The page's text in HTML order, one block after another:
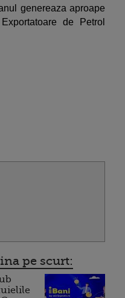
genereaza aproape
de Petrol
pe scurt: